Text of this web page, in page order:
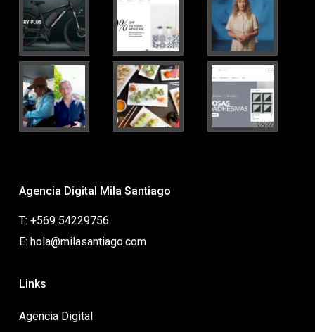
Agencia Digital Mila Santiago
T: +569 54229756
E: hola@milasantiago.com
Links
Agencia Digital